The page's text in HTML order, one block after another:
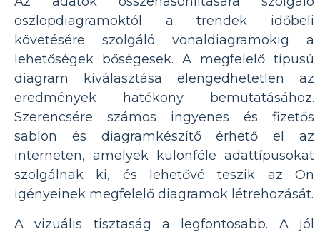
oszlopdiagramoktól a trendek időbeli
követésére szolgáló vonaldiagramokig a
lehetőségek bőségesek. A megfelelő típusú
diagram kiválasztása elengedhetetlen az
eredmények hatékony bemutatásához.
Szerencsére számos ingyenes és fizetős
sablon és diagramkészítő érhető el az
interneten, amelyek különféle adattípusokat
szolgálnak ki, és lehetővé teszik az Ön
igényeinek megfelelő diagramok létrehozását.
A vizuális tisztaság a legfontosabb. A jól